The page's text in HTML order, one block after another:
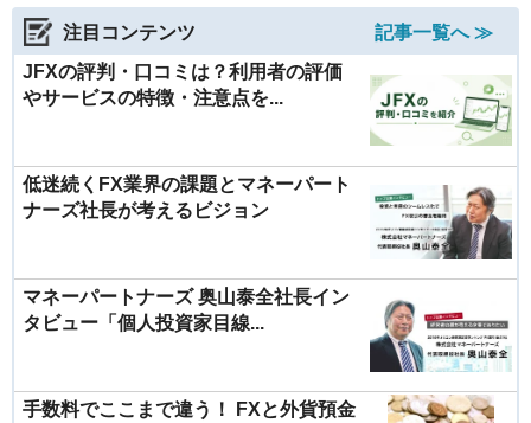
注目コンテンツ
記事一覧へ ≫
JFXの評判・口コミは？利用者の評価
やサービスの特徴・注意点を...
低迷続くFX業界の課題とマネーパート
ナーズ社長が考えるビジョン
マネーパートナーズ 奥山泰全社長イン
タビュー「個人投資家目線...
手数料でここまで違う！ FXと外貨預金